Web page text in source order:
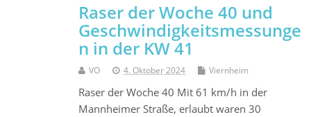
Raser der Woche 40 und
Geschwindigkeitsmessunge
n in der KW 41
VO 4. Oktober 2024 Viernheim
Raser der Woche 40 Mit 61 km/h in der
Mannheimer Straße, erlaubt waren 30